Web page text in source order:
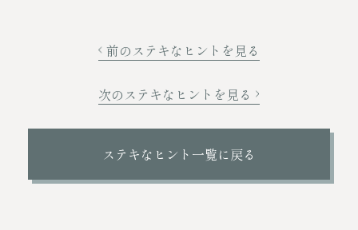
前のステキなヒントを見る
次のステキなヒントを見る
ステキなヒント一覧に戻る